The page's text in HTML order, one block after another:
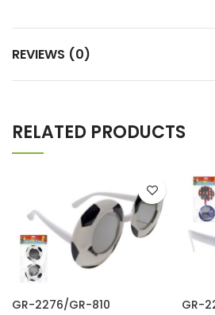
REVIEWS (0)
RELATED PRODUCTS
GR-2276/GR-810 GR-